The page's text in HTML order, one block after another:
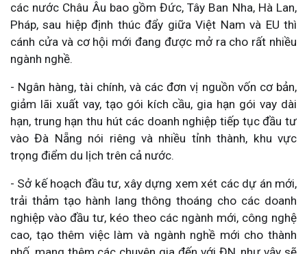
các nước Châu Âu bao gồm Đức, Tây Ban Nha, Hà Lan,
Pháp, sau hiệp định thúc đẩy giữa Việt Nam và EU thì
cánh cửa và cơ hội mới đang được mở ra cho rất nhiều
ngành nghề.
- Ngân hàng, tài chính, và các đơn vị nguồn vốn cơ bản,
giảm lãi xuất vay, tạo gói kích cầu, gia hạn gói vay dài
hạn, trung hạn thu hút các doanh nghiệp tiếp tục đầu tư
vào Đà Nẵng nói riêng và nhiều tỉnh thành, khu vực
trọng điểm du lịch trên cả nước.
- Sở kế hoạch đầu tư, xây dựng xem xét các dự án mới,
trải thảm tạo hành lang thông thoáng cho các doanh
nghiệp vào đầu tư, kéo theo các ngành mới, công nghệ
cao, tạo thêm việc làm và ngành nghề mới cho thành